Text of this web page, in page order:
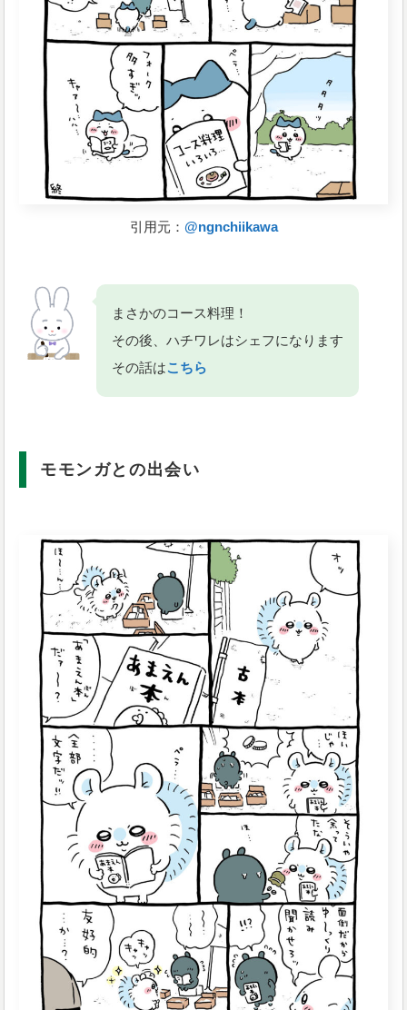
引用元： @ngnchiikawa
まさかのコース料理！
その後、ハチワレはシェフになります
その話はこちら
モモンガとの出会い